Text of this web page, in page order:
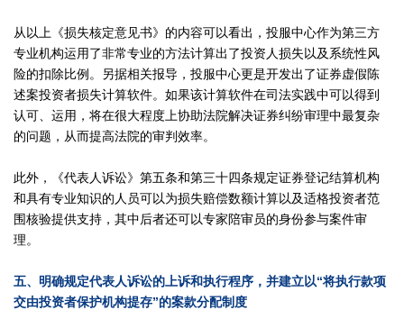
从以上《损失核定意见书》的内容可以看出，投服中心作为第三方
专业机构运用了非常专业的方法计算出了投资人损失以及系统性风
险的扣除比例。另据相关报导，投服中心更是开发出了证券虚假陈
述案投资者损失计算软件。如果该计算软件在司法实践中可以得到
认可、运用，将在很大程度上协助法院解决证券纠纷审理中最复杂
的问题，从而提高法院的审判效率。
此外，《代表人诉讼》第五条和第三十四条规定证券登记结算机构
和具有专业知识的人员可以为损失赔偿数额计算以及适格投资者范
围核验提供支持，其中后者还可以专家陪审员的身份参与案件审
理。
五、明确规定代表人诉讼的上诉和执行程序，并建立以“将执行款项
交由投资者保护机构提存”的案款分配制度